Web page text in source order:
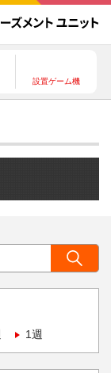
設置ゲーム機
1週